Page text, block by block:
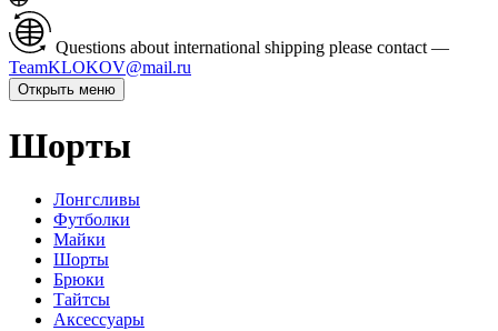
Questions about international shipping please contact —
TeamKLOKOV@mail.ru
Открыть меню
Шорты
Лонгсливы
Футболки
Майки
Шорты
Брюки
Тайтсы
Аксессуары